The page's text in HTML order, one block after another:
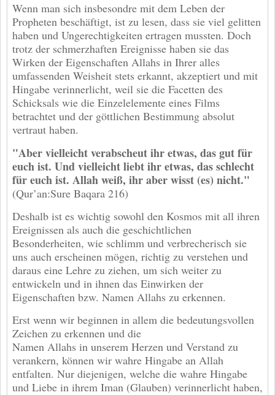
Wenn man sich insbesondre mit dem Leben der
Propheten beschäftigt, ist zu lesen, dass sie viel gelitten
haben und Ungerechtigkeiten ertragen mussten. Doch
trotz der schmerzhaften Ereignisse haben sie das
Wirken der Eigenschaften Allahs in Ihrer alles
umfassenden Weisheit stets erkannt, akzeptiert und mit
Hingabe verinnerlicht, weil sie die Facetten des
Schicksals wie die Einzelelemente eines Films
betrachtet und der göttlichen Bestimmung absolut
vertraut haben.
"Aber vielleicht verabscheut ihr etwas, das gut für
euch ist. Und vielleicht liebt ihr etwas, das schlecht
für euch ist. Allah weiß, ihr aber wisst (es) nicht."
(Qur’an:Sure Baqara 216)
Deshalb ist es wichtig sowohl den Kosmos mit all ihren
Ereignissen als auch die geschichtlichen
Besonderheiten, wie schlimm und verbrecherisch sie
uns auch erscheinen mögen, richtig zu verstehen und
daraus eine Lehre zu ziehen, um sich weiter zu
entwickeln und in ihnen das Einwirken der
Eigenschaften bzw. Namen Allahs zu erkennen.
Erst wenn wir beginnen in allem die bedeutungsvollen
Zeichen zu erkennen und die
Namen Allahs in unserem Herzen und Verstand zu
verankern, können wir wahre Hingabe an Allah
entfalten. Nur diejenigen, welche die wahre Hingabe
und Liebe in ihrem Iman (Glauben) verinnerlicht haben,